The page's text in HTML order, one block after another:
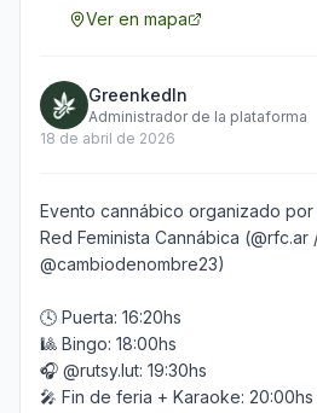
Ver en mapa
GreenkedIn
Administrador de la plataforma
18 de abril de 2026
Evento cannábico organizado por
Red Feminista Cannábica (@rfc.ar
@cambiodenombre23)
🕓 Puerta: 16:20hs
🎱 Bingo: 18:00hs
🎧 @rutsy.lut: 19:30hs
🎤 Fin de feria + Karaoke: 20:00hs